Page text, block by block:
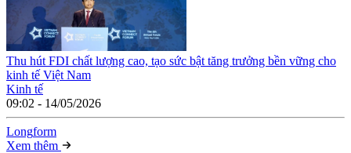
Thu hút FDI chất lượng cao, tạo sức bật tăng trưởng bền vững cho
kinh tế Việt Nam
Kinh tế
09:02 - 14/05/2026
Longform
Xem thêm